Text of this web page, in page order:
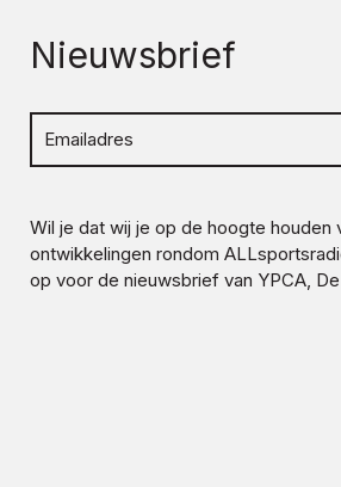
Nieuwsbrief
Wil je dat wij je op de hoogte houden
ontwikkelingen rondom
op voor de nieuwsbrief van YPCA,